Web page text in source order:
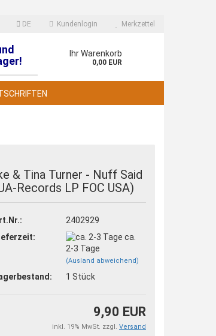
DE Kundenlogin Merkzettel
Ihr Warenkorb
0,00 EUR
& Tina Turner - Nuff Said
Records LP FOC USA)
2402929
ca.
2-3 Tage
(Ausland abweichend)
1Stück
9,90 EUR
inkl. 19% MwSt. zzgl. Versand